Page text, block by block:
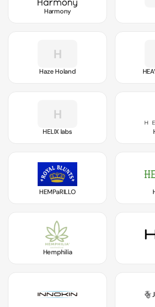
Harmony
H
Haze Holand
H
HELIX labs
HEMPaRILLO
Hemphilia